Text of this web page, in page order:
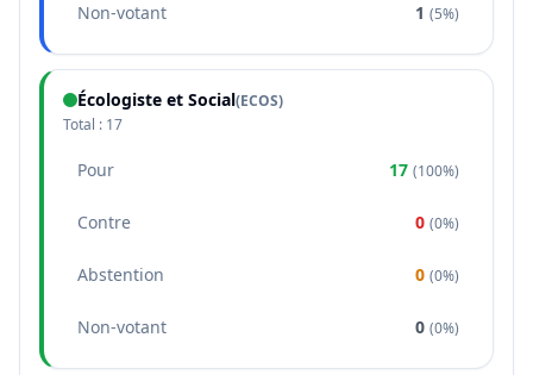
Non-votant 1 (5%)
Écologiste et Social(ECOS)
Total : 17
Pour 17 (100%)
Contre 0 (0%)
Abstention 0 (0%)
Non-votant 0 (0%)